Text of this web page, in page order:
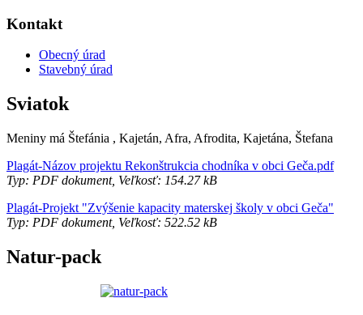
Kontakt
Obecný úrad
Stavebný úrad
Sviatok
Meniny má Štefánia , Kajetán, Afra, Afrodita, Kajetána, Štefana
Plagát-Názov projektu Rekonštrukcia chodníka v obci Geča.pdf
Typ: PDF dokument, Veľkosť: 154.27 kB
Plagát-Projekt "Zvýšenie kapacity materskej školy v obci Geča"
Typ: PDF dokument, Veľkosť: 522.52 kB
Natur-pack